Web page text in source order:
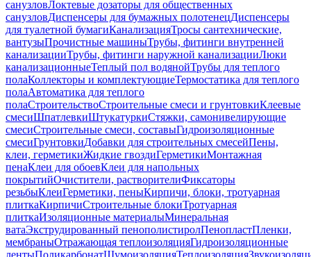
санузловЛоктевые дозаторы для общественных
санузловДиспенсеры для бумажных полотенецДиспенсеры
для туалетной бумагиКанализацияТросы сантехнические,
вантузыПрочистные машиныТрубы, фитинги внутренней
канализацииТрубы, фитинги наружной канализацииЛюки
канализационныеТеплый пол водянойТрубы для теплого
полаКоллекторы и комплектующиеТермостатика для теплого
полаАвтоматика для теплого
полаСтроительствоСтроительные смеси и грунтовкиКлеевые
смесиШпатлевкиШтукатуркиСтяжки, самонивелирующие
смесиСтроительные смеси, составыГидроизоляционные
смесиГрунтовкиДобавки для строительных смесейПены,
клеи, герметикиЖидкие гвоздиГерметикиМонтажная
пенаКлеи для обоевКлеи для напольных
покрытийОчистители, растворителиФиксаторы
резьбыКлеиГерметики, пеныКирпичи, блоки, тротуарная
плиткаКирпичиСтроительные блокиТротуарная
плиткаИзоляционные материалыМинеральная
ватаЭкструдированный пенополистиролПенопластПленки,
мембраныОтражающая теплоизоляцияГидроизоляционные
лентыПоликарбонатШумоизоляцияТеплоизоляция